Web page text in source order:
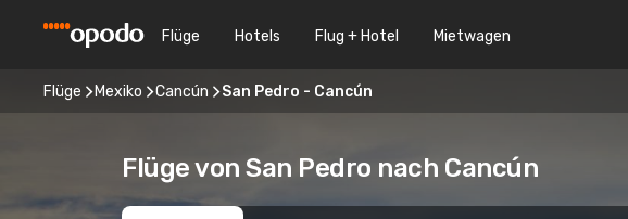
Flüge Hotels Flug + Hotel Mietwagen
Flüge Mexiko Cancún San Pedro - Cancún
Flüge von San Pedro nach Cancún